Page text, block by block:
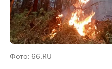
Фото: 66.RU